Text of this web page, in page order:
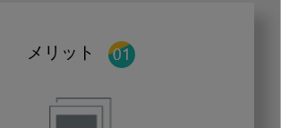
メリット